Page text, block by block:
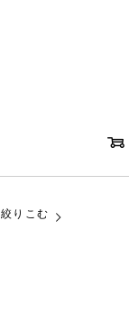
絞りこむ